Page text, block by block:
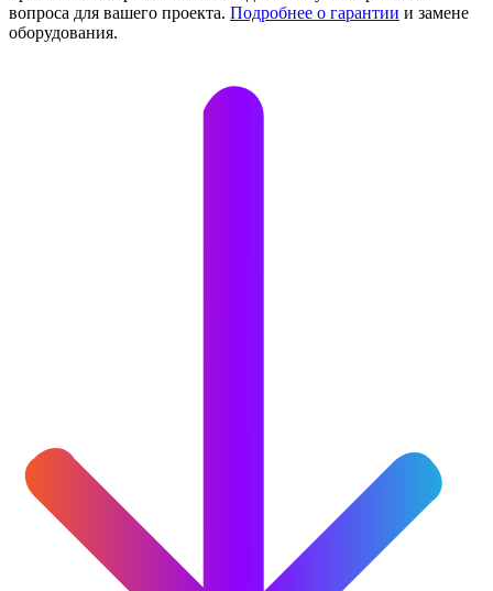
вопроса для вашего проекта. Подробнее о гарантии и замене
оборудования.